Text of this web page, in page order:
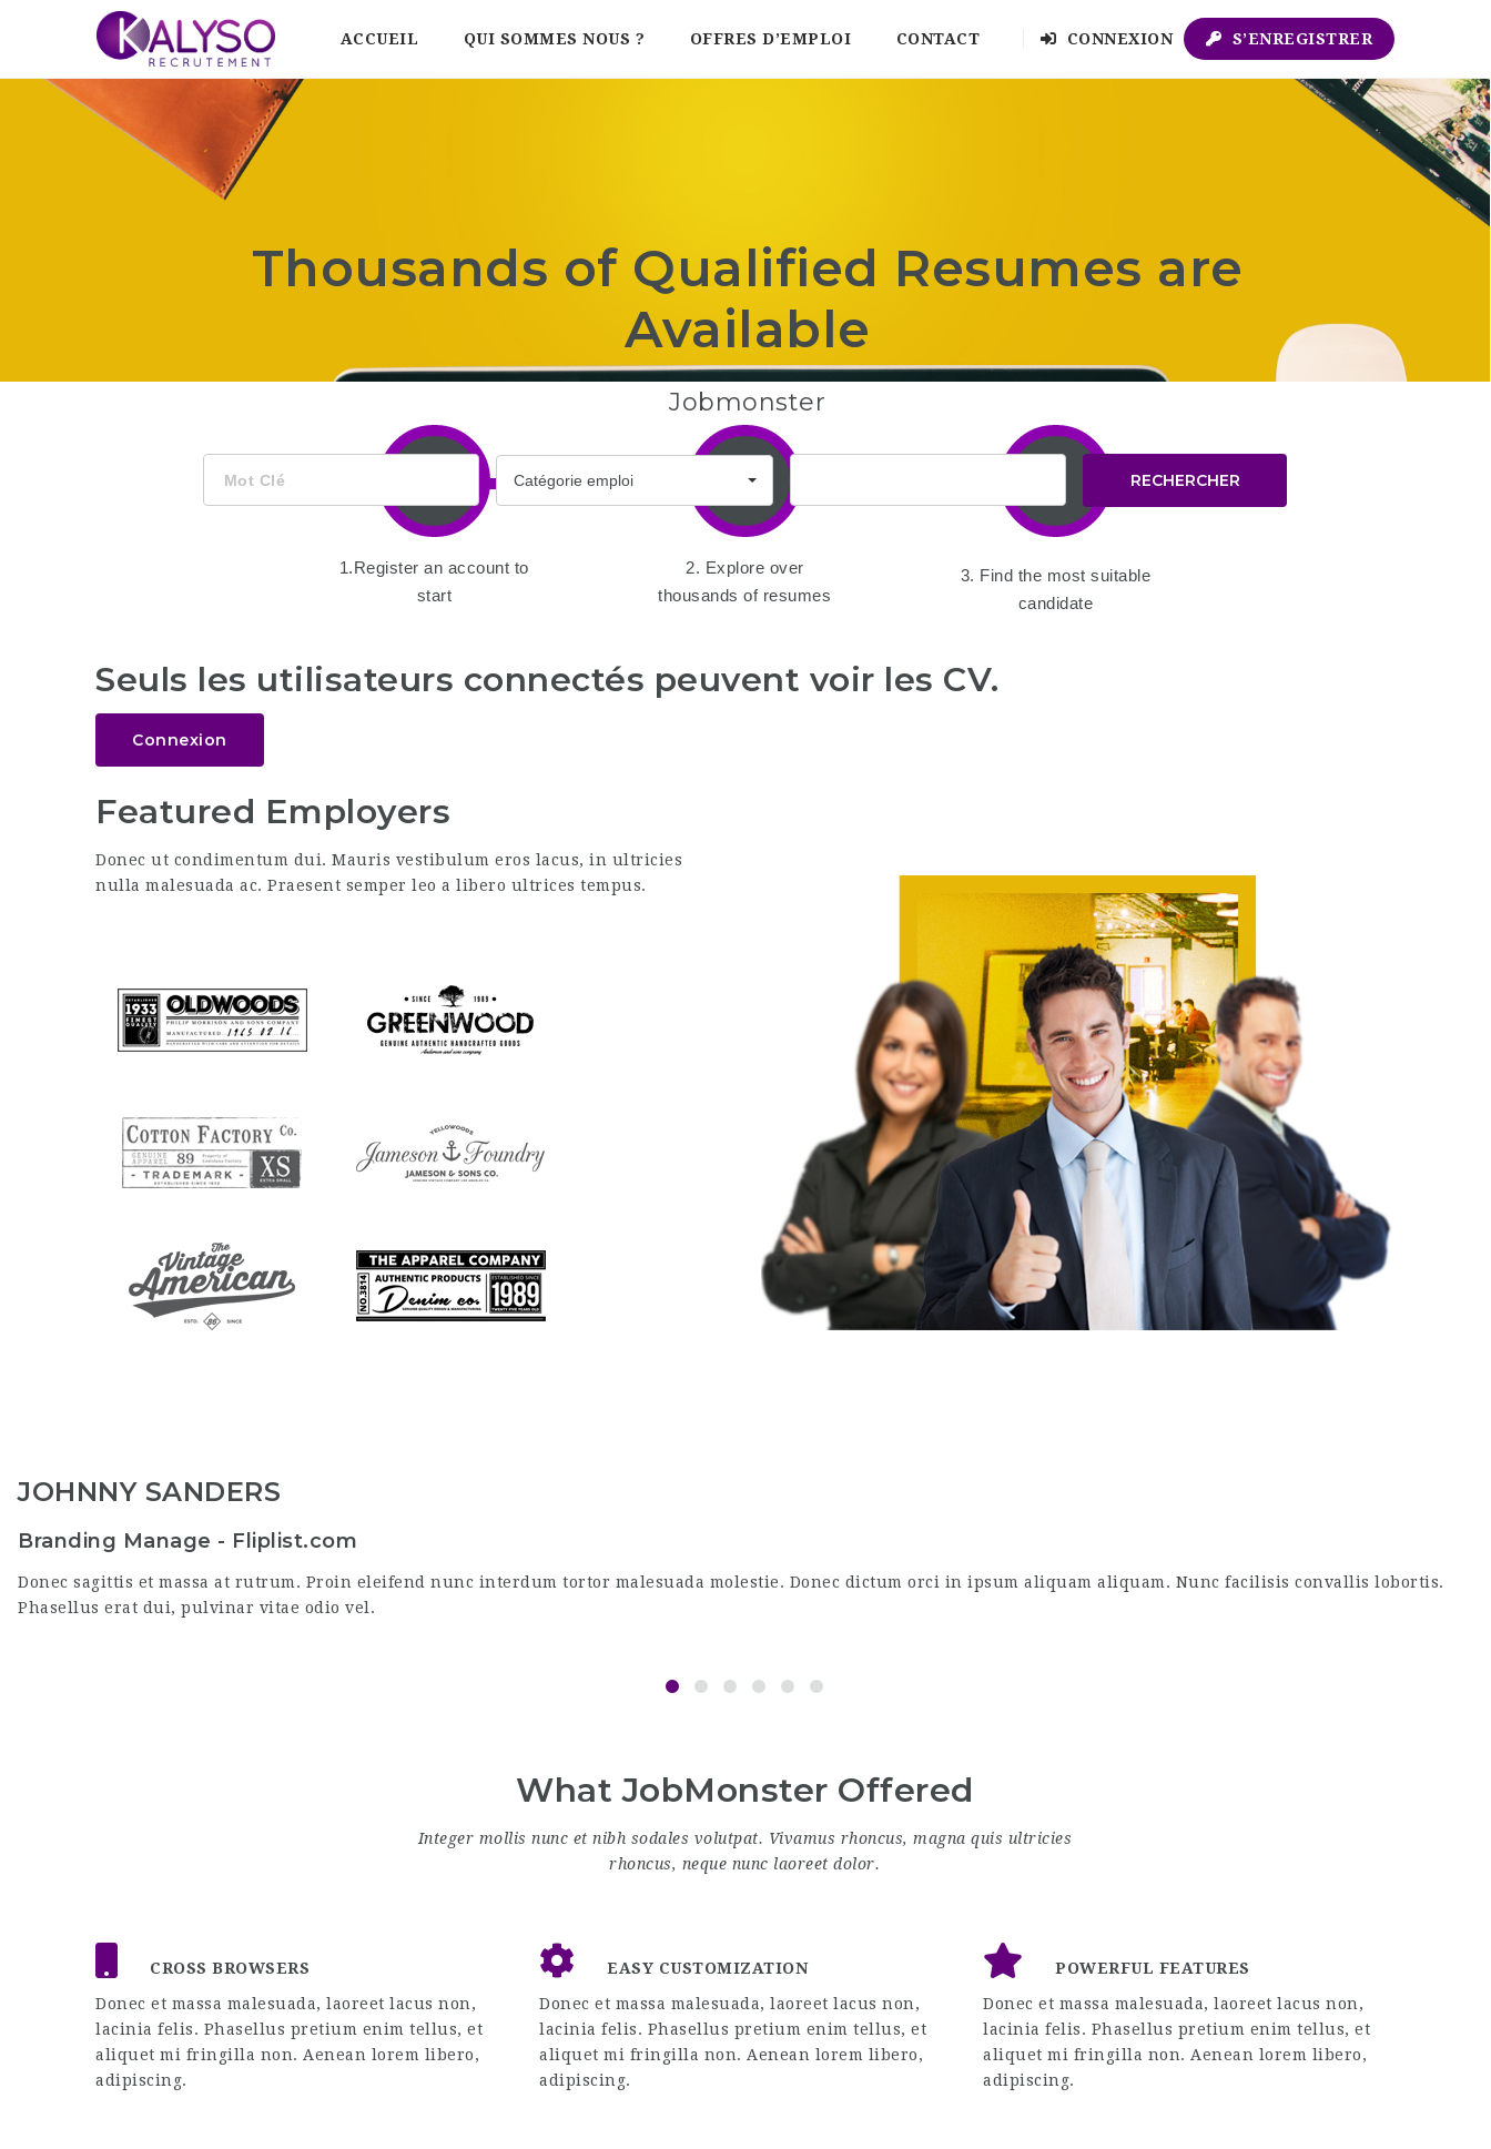
ACCUEIL QUI SOMMES NOUS ? OFFRES D’EMPLOI CONTACT CONNEXION S’ENREGISTRER
Thousands of Qualified Resumes are
Available
Jobmonster
Clé
Catégorie emploi RECHERCHER
1.Register an account to
start
2. Explore over
thousands of resumes
3. Find the most suitable
candidate
Seuls les utilisateurs connectés peuvent voir les CV.
Connexion
Featured Employers
Donec ut condimentum dui. Mauris vestibulum eros lacus, in ultricies
nulla malesuada ac. Praesent semper leo a libero ultrices tempus.
SANDERS
Manage - Fliplist.com
sagittis et massa at rutrum. Proin eleifend nunc interdum tortor malesuada molestie. Donec dictum orci in ipsum aliquam aliquam. Nunc facilisis convallis lobortis.
erat dui, pulvinar vitae odio vel
What JobMonster Offered
Integer mollis nunc et nibh sodales volutpat. Vivamus rhoncus, magna quis ultricies
rhoncus, neque nunc laoreet dolor.
CROSS BROWSERS
Donec et massa malesuada, laoreet lacus non,
lacinia felis. Phasellus pretium enim tellus, et
aliquet mi fringilla non. Aenean lorem libero,
adipiscing.
EASY CUSTOMIZATION
Donec et massa malesuada, laoreet lacus non,
lacinia felis. Phasellus pretium enim tellus, et
aliquet mi fringilla non. Aenean lorem libero,
adipiscing.
POWERFUL FEATURES
Donec et massa malesuada, laoreet lacus non,
lacinia felis. Phasellus pretium enim tellus, et
aliquet mi fringilla non. Aenean lorem libero,
adipiscing.